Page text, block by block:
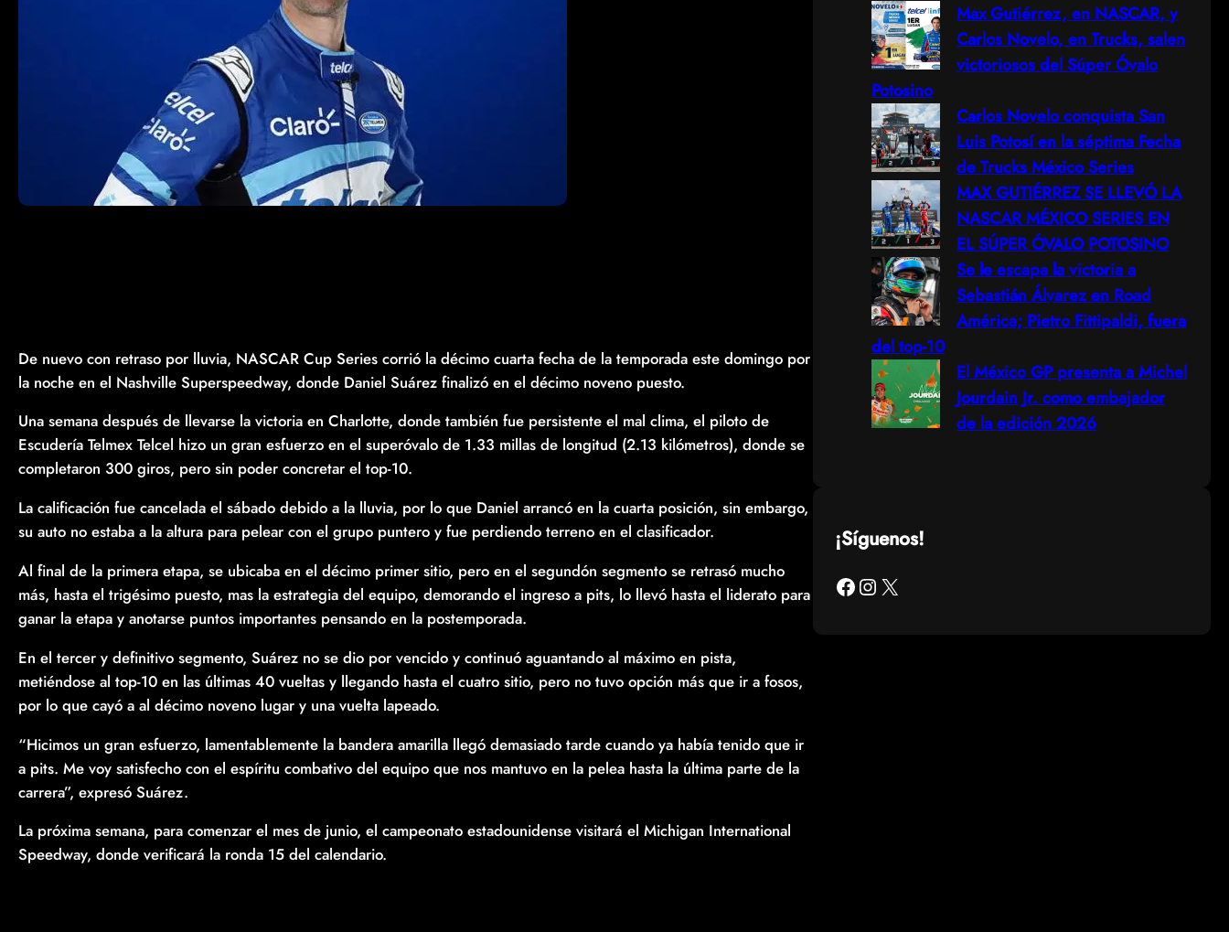
De nuevo con retraso por lluvia, NASCAR Cup Series corrió la décimo cuarta fecha de la temporada este domingo por
la noche en el Nashville Superspeedway, donde Daniel Suárez finalizó en el décimo noveno puesto.
Una semana después de llevarse la victoria en Charlotte, donde también fue persistente el mal clima, el piloto de
Escudería Telmex Telcel hizo un gran esfuerzo en el superóvalo de 1.33 millas de longitud (2.13 kilómetros), donde se
completaron 300 giros, pero sin poder concretar el top-10.
La calificación fue cancelada el sábado debido a la lluvia, por lo que Daniel arrancó en la cuarta posición, sin embargo,
su auto no estaba a la altura para pelear con el grupo puntero y fue perdiendo terreno en el clasificador.
Al final de la primera etapa, se ubicaba en el décimo primer sitio, pero en el segundón segmento se retrasó mucho
más, hasta el trigésimo puesto, mas la estrategia del equipo, demorando el ingreso a pits, lo llevó hasta el liderato para
ganar la etapa y anotarse puntos importantes pensando en la postemporada.
En el tercer y definitivo segmento, Suárez no se dio por vencido y continuó aguantando al máximo en pista,
metiéndose al top-10 en las últimas 40 vueltas y llegando hasta el cuatro sitio, pero no tuvo opción más que ir a fosos,
por lo que cayó a al décimo noveno lugar y una vuelta lapeado.
“Hicimos un gran esfuerzo, lamentablemente la bandera amarilla llegó demasiado tarde cuando ya había tenido que ir
a pits. Me voy satisfecho con el espíritu combativo del equipo que nos mantuvo en la pelea hasta la última parte de la
carrera”, expresó Suárez.
La próxima semana, para comenzar el mes de junio, el campeonato estadounidense visitará el Michigan International
Speedway, donde verificará la ronda 15 del calendario.
Max Gutiérrez, en NASCAR, y
Carlos Novelo, en Trucks, salen
victoriosos del Súper Óvalo
Potosino
Carlos Novelo conquista San
Luis Potosí en la séptima Fecha
de Trucks México Series
MAX GUTIÉRREZ SE LLEVÓ LA
NASCAR MÉXICO SERIES EN
EL SÚPER ÓVALO POTOSINO
Se le escapa la victoria a
Sebastián Álvarez en Road
América; Pietro Fittipaldi, fuera
del top-10
El México GP presenta a Michel
Jourdain Jr. como embajador
de la edición 2026
¡Síguenos!
Facebook Instagram X